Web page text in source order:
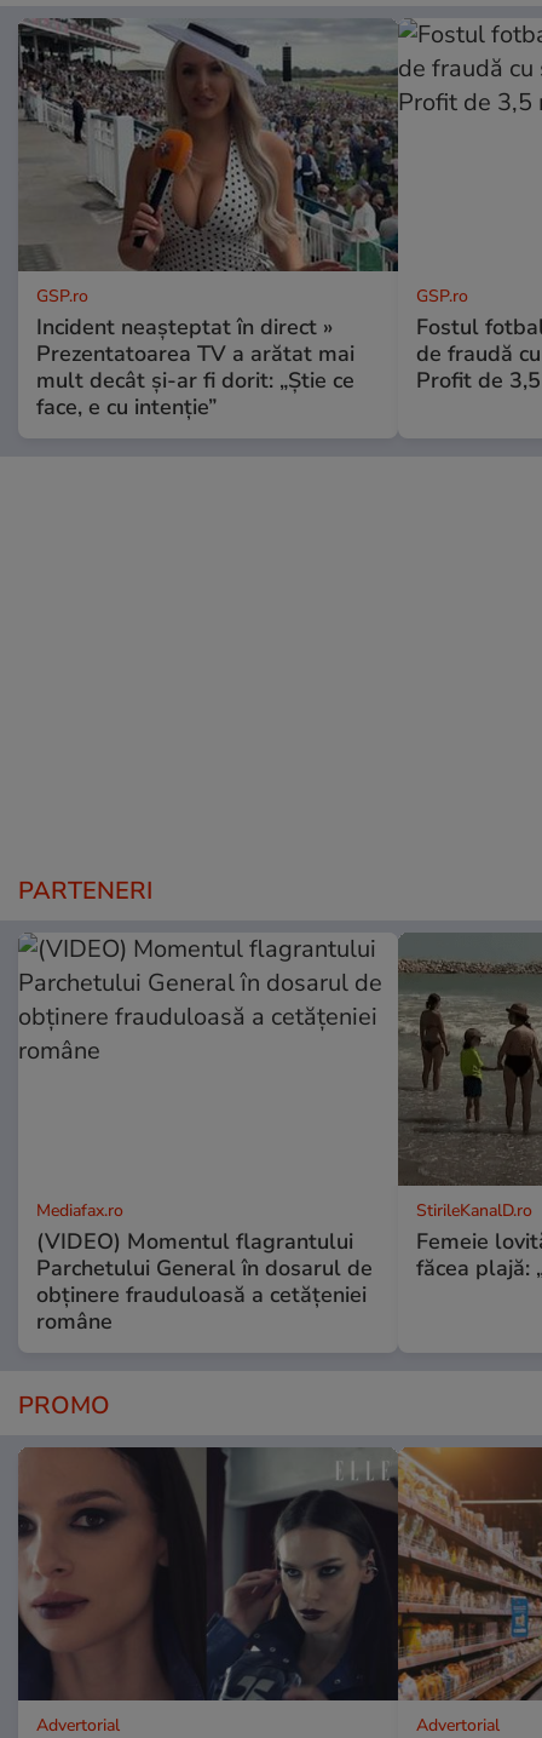
GSP.ro
Incident neașteptat în direct »
Prezentatoarea TV a arătat mai
mult decât și-ar fi dorit: „Știe ce
face, e cu intenție”
GSP.ro
Fostul
de fraudă
Profit de
PARTENERI
Mediafax.ro
(VIDEO) Momentul flagrantului
Parchetului General în dosarul de
obținere frauduloasă a cetățeniei
române
StirileKanalD.ro
Femeie
făcea plajă:
PROMO
Advertorial Advertorial